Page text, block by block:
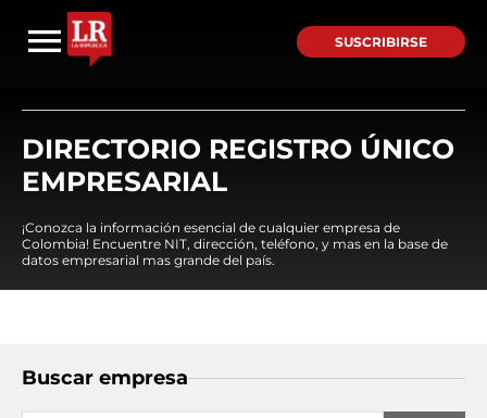
SUSCRIBIRSE
DIRECTORIO REGISTRO ÚNICO
EMPRESARIAL
¡Conozca la información esencial de cualquier empresa de
Colombia! Encuentre NIT, dirección, teléfono, y mas en la base de
datos empresarial mas grande del país.
Buscar empresa